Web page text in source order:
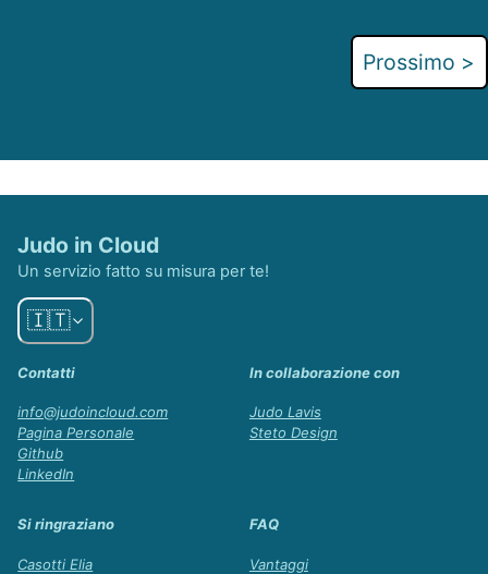
Prossimo >
Judo in Cloud
Un servizio fatto su misura per te!
🇮🇹
Contatti
info@judoincloud.com
Pagina Personale
Github
LinkedIn
In collaborazione con
Judo Lavis
Steto Design
Si ringraziano
Casotti Elia
FAQ
Vantaggi